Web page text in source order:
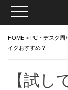
HOME > PC・デスク周
イクおすすめ？
【試し